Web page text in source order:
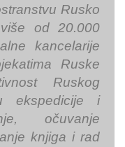
Rusko
od 20.000
kancelarije
Ruske
Ruskog
ekspedicije i
očuvanje
knjiga i rad